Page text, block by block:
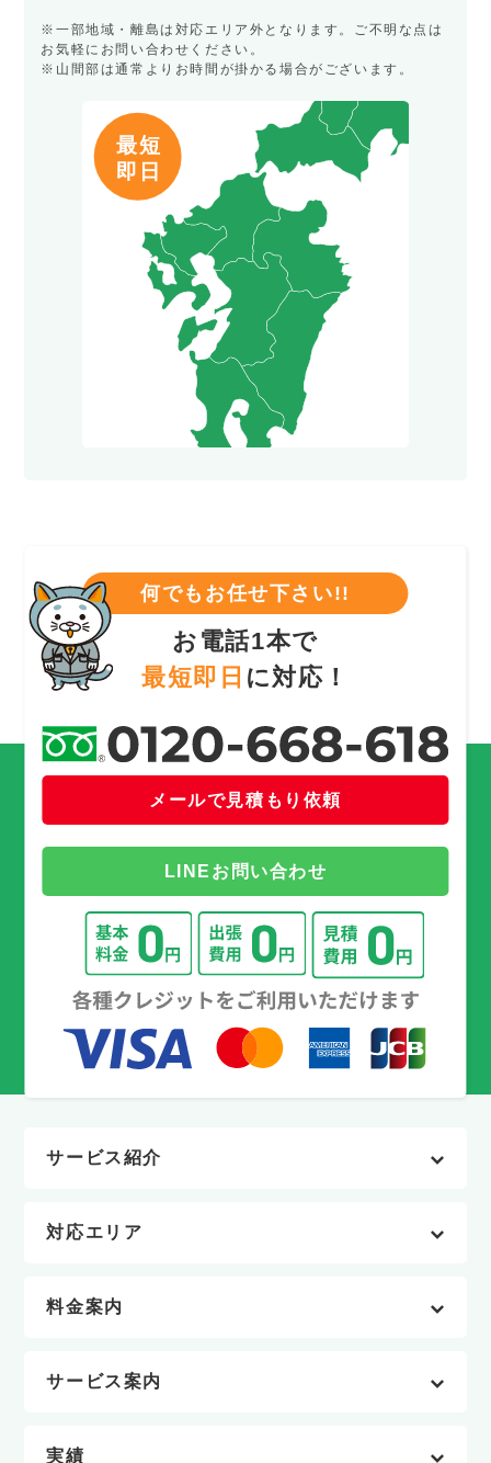
※一部地域・離島は対応エリア外となります。ご不明な点は
お気軽にお問い合わせください。
※山間部は通常よりお時間が掛かる場合がございます。
何でもお任せ下さい!!
お電話1本で
最短即日 に対応！
メールで見積もり依頼
LINEお問い合わせ
サービス紹介
対応エリア
料金案内
サービス案内
実績